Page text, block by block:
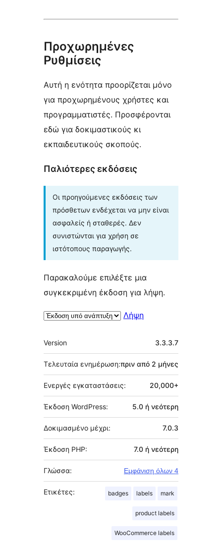
Προχωρημένες
Ρυθμίσεις
Αυτή η ενότητα προορίζεται μόνο
για προχωρημένους χρήστες και
προγραμματιστές. Προσφέρονται
εδώ για δοκιμαστικούς κι
εκπαιδευτικούς σκοπούς.
Παλιότερες εκδόσεις
Οι προηγούμενες εκδόσεις των
πρόσθετων ενδέχεται να μην είναι
ασφαλείς ή σταθερές. Δεν
συνιστώνται για χρήση σε
ιστότοπους παραγωγής.
Παρακαλούμε επιλέξτε μια
συγκεκριμένη έκδοση για λήψη.
Λήψη
Μεταστοιχεία
Version 3.3.3.7
Τελευταία ενημέρωση:πριν από 2 μήνες
Ενεργές εγκαταστάσεις: 20,000+
Έκδοση WordPress: 5.0 ή νεότερη
Δοκιμασμένο μέχρι: 7.0.3
Έκδοση PHP: 7.0 ή νεότερη
Γλώσσα: Εμφάνιση όλων 4
Ετικέτες: badges labels mark
product labels
WooCommerce labels